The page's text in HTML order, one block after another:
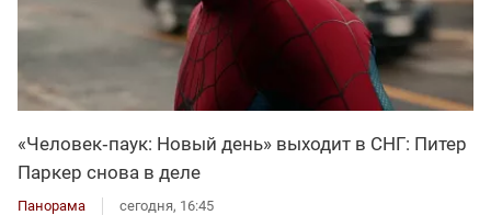
«Человек‑паук: Новый день» выходит в СНГ: Питер
Паркер снова в деле
Панорама сегодня, 16:45